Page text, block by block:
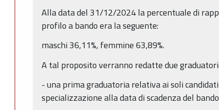
Alla data del 31/12/2024 la percentuale di
profilo a bando era la seguente:
maschi 36,11%, femmine 63,89%.
A tal proposito verranno redatte due
- una prima graduatoria relativa ai soli
specializzazione alla data di scadenza del